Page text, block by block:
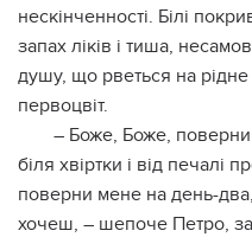
нескінченності. Білі
запах ліків і тиша,
душу, що рветься на рідне
первоцвіт.
– Боже, Боже,
біля хвіртки і від печалі
поверни мене на день-
хочеш, – шепоче Петро,